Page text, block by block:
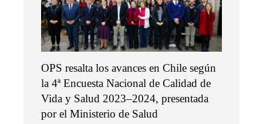
OPS resalta los avances en Chile según
la 4ª Encuesta Nacional de Calidad de
Vida y Salud 2023–2024, presentada
por el Ministerio de Salud